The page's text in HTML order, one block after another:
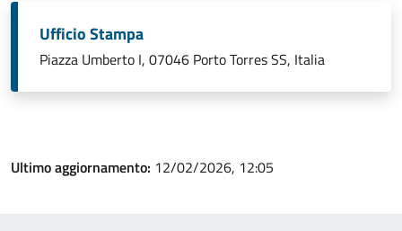
Ufficio Stampa
Piazza Umberto I, 07046 Porto Torres SS, Italia
Ultimo aggiornamento: 12/02/2026, 12:05